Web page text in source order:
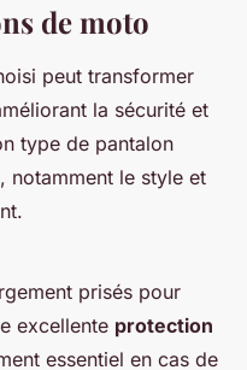
de moto
peut transformer
la sécurité et
type de pantalon
notamment le style et
prisés pour
excellente protection
essentiel en cas de